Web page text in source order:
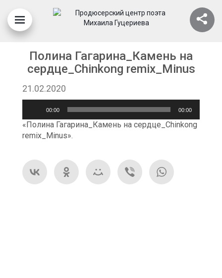
Полина Гагарина_Камень на
сердце_Chinkong remix_Minus
21.02.2020
00:00 00:00
«Полина Гагарина_Камень на сердце_Chinkong
remix_Minus».